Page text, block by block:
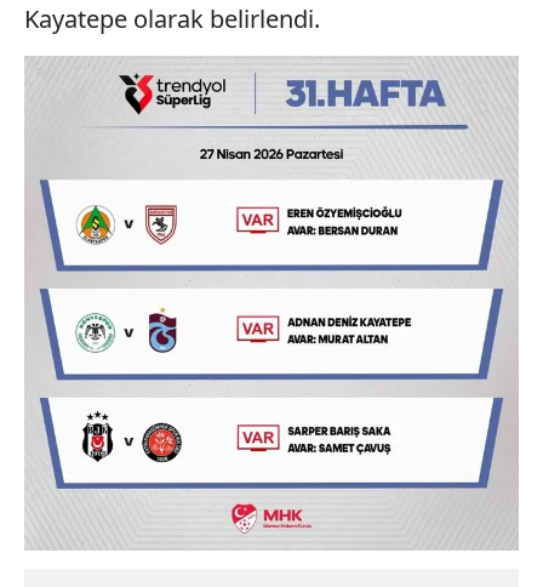
Kayatepe olarak belirlendi.